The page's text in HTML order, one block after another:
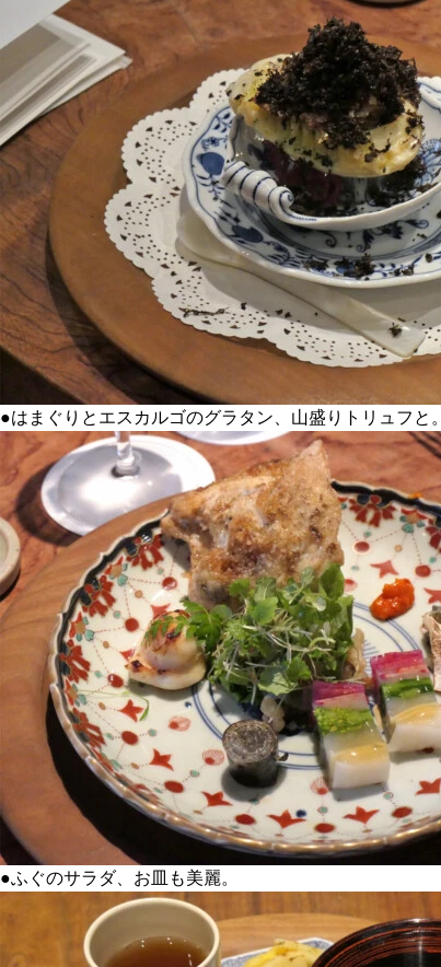
●はまぐりとエスカルゴのグラタン、山盛りトリュフと。
●ふぐのサラダ、お皿も美麗。